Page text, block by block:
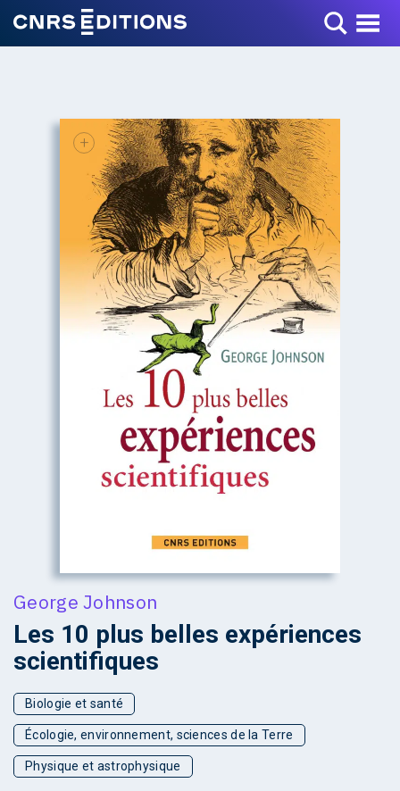
Toggle Menu
+
George Johnson
Les 10 plus belles expériences
scientifiques
Biologie et santé
Écologie, environnement, sciences de la Terre
Physique et astrophysique